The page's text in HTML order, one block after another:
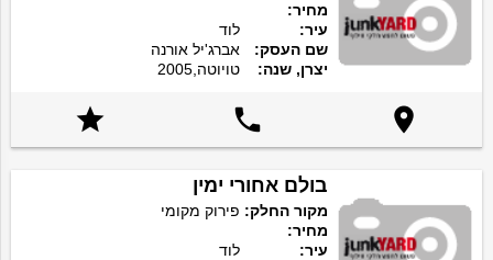
מחיר:
עיר:
לוד
שם העסק:
אברג'יל אורנה
יצרן, שנה:
טויוטה,2005



בולם אחורי ימין
מקור החלק: פירוק מקומי
מחיר:
עיר:
לוד